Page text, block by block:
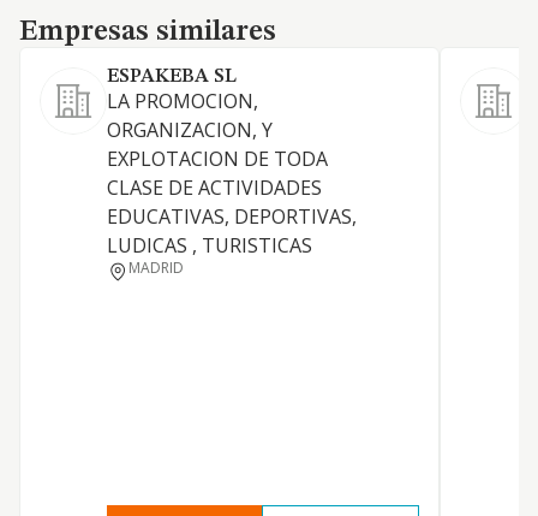
Empresas similares
Empresas similares
ESPAKEBA SL
LA PROMOCION,
ORGANIZACION, Y
EXPLOTACION DE TODA
CLASE DE ACTIVIDADES
EDUCATIVAS, DEPORTIVAS,
LUDICAS , TURISTICAS
MADRID